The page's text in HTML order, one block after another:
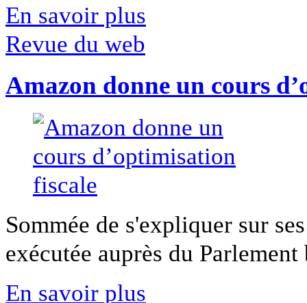
En savoir plus
Revue du web
Amazon donne un cours
Sommée de s'expliquer sur
exécutée auprès du
En savoir plus